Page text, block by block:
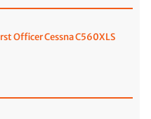
Officer Cessna C560XLS